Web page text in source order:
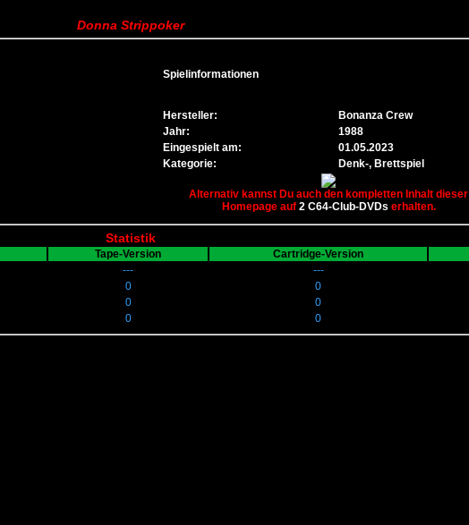
Donna Strippoker
Spielinformationen
Hersteller:
Bonanza Crew
Jahr:
1988
Eingespielt am:
01.05.2023
Kategorie:
Denk-, Brettspiel
Alternativ kannst Du auch den kompletten Inhalt dieser
Homepage auf 2 C64-Club-DVDs erhalten.
Statistik
Tape-Version Cartridge-Version
--- ---
0 0
0 0
0 0